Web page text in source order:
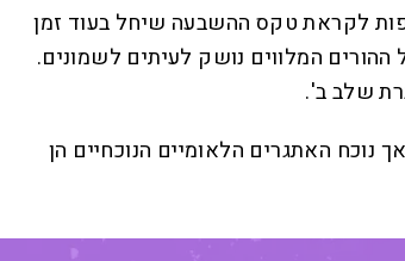
80. משפחותיהן של החיילות הולכות ומתאספות לקראת טקס ההשבעה שיחל בעוד זמן
שגרתי רגיל בצה"ל, אלא שבמקרה הזה הכול נראה ונחווה אחרת. גילן של החיילות המושבעות נע בין 25 ל־50, ושל ההורים המלווים נושק לעיתים לשמונים.
שלב ב'.
האתגרים הלאומיים הנוכחיים הן